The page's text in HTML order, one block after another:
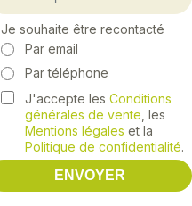
Je souhaite être recontacté
Par email
Par téléphone
J'accepte les Conditions
générales de vente , les
Mentions légales et la
Politique de confidentialité.
ENVOYER